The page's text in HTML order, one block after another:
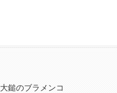
大鎚のブラメンコ